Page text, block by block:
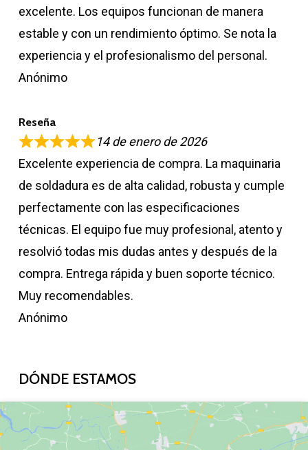
excelente. Los equipos funcionan de manera
estable y con un rendimiento óptimo. Se nota la
experiencia y el profesionalismo del personal.
Anónimo
Reseña
14 de enero de 2026
Excelente experiencia de compra. La maquinaria
de soldadura es de alta calidad, robusta y cumple
perfectamente con las especificaciones
técnicas. El equipo fue muy profesional, atento y
resolvió todas mis dudas antes y después de la
compra. Entrega rápida y buen soporte técnico.
Muy recomendables.
Anónimo
DÓNDE ESTAMOS